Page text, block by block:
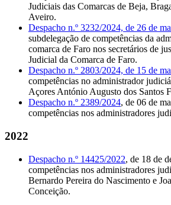
Judiciais das Comarcas de Beja,
Aveiro.
Despacho n.º 3232/2024, de 26 de
subdelegação de competências da
comarca de Faro nos secretários de
Judicial da Comarca de Faro.
Despacho n.º 2803/2024, de 15 de
competências no administrador
Açores António Augusto dos Santos
Despacho n.º 2389/2024, de 06 de
competências nos administradores
2022
Despacho n.º 14425/2022, de 18 de
competências nos administradores
Bernardo Pereira do Nascimento e
Conceição.